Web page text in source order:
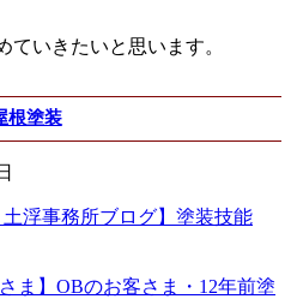
ていきたいと思います。
塗装
浮事務所ブログ】塗装技能
ま】OBのお客さま・12年前塗